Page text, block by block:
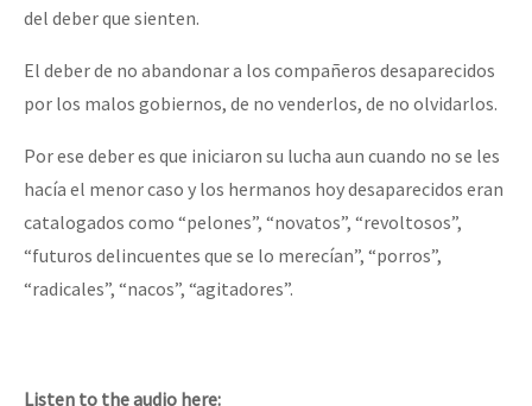
del deber que sienten.
El deber de no abandonar a los compañeros desaparecidos
por los malos gobiernos, de no venderlos, de no olvidarlos.
Por ese deber es que iniciaron su lucha aun cuando no se les
hacía el menor caso y los hermanos hoy desaparecidos eran
catalogados como “pelones”, “novatos”, “revoltosos”,
“futuros delincuentes que se lo merecían”, “porros”,
“radicales”, “nacos”, “agitadores”.
Listen to the audio here: